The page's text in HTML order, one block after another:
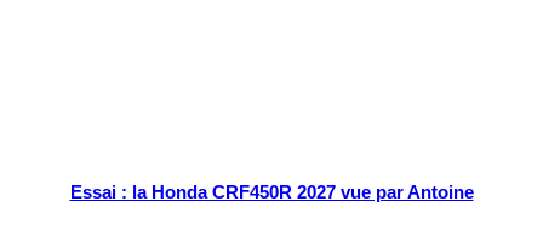
Essai : la Honda CRF450R 2027 vue par Antoine